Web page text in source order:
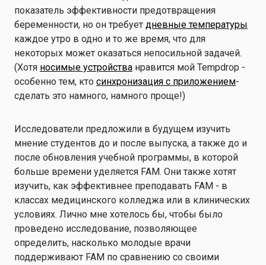
показатель эффективности предотвращения
беременности, но он требует дневные температуры
каждое утро в одно и то же время, что для
некоторых может оказаться непосильной задачей.
(Хотя носимые устройства нравится мой Tempdrop -
особенно тем, кто синхронизация с приложением-
сделать это намного, намного проще!)
Исследователи предложили в будущем изучить
мнение студентов до и после выпуска, а также до и
после обновления учебной программы, в которой
больше времени уделяется FAM. Они также хотят
изучить, как эффективнее преподавать FAM - в
классах медицинского колледжа или в клинических
условиях. Лично мне хотелось бы, чтобы было
проведено исследование, позволяющее
определить, насколько молодые врачи
поддерживают FAM по сравнению со своими